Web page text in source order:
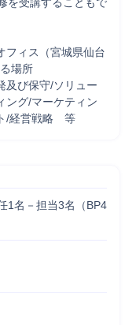
フィス（宮城県仙台
場所
及び保守/ソリュー
ング/マーケティン
/経営戦略　等
1名－担当3名（BP4